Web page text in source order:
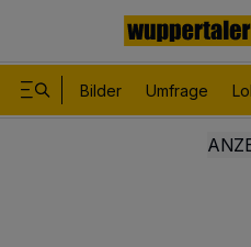
Bilder Umfrage